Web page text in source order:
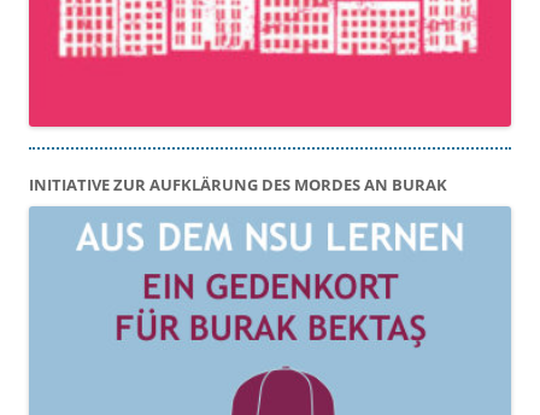
INITIATIVE ZUR AUFKLÄRUNG DES MORDES AN BURAK